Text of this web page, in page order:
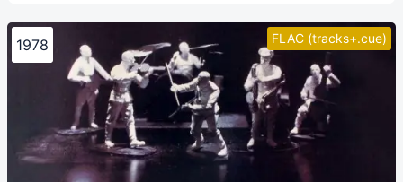
FLAC (tracks+.cue)
1978